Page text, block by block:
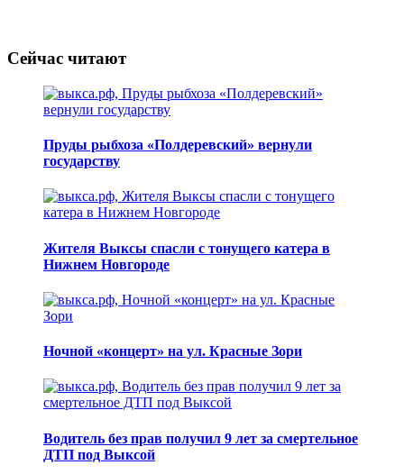
Сейчас читают
Пруды рыбхоза «Полдеревский» вернули
государству
Жителя Выксы спасли с тонущего катера в
Нижнем Новгороде
Ночной «концерт» на ул. Красные Зори
Водитель без прав получил 9 лет за смертельное
ДТП под Выксой